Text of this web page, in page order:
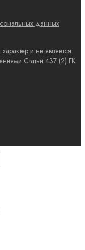
данных
и не является
Статьи 437 (2) ГК